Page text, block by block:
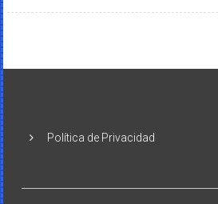
Política de Privacidad